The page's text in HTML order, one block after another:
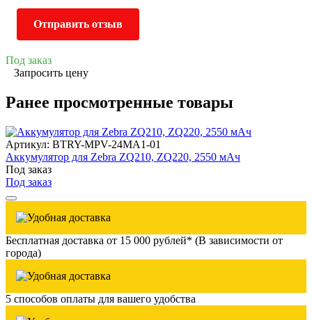
Отправить отзыв
Под заказ
Запросить цену
Ранее просмотренные товары
Артикул: BTRY-MPV-24MA1-01
Аккумулятор для Zebra ZQ210, ZQ220, 2550 мАч
Под заказ
Под заказ
Бесплатная доставка от 15 000 рублей* (В зависимости от
города)
5 способов оплаты для вашего удобства